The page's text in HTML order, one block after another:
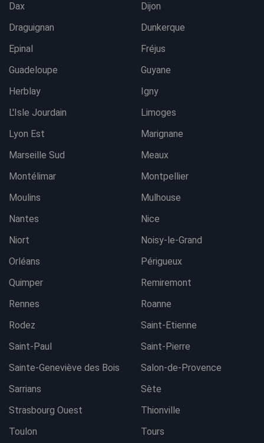
Dax
Dijon
Draguignan
Dunkerque
Epinal
Fréjus
Guadeloupe
Guyane
Herblay
Igny
L'Isle Jourdain
Limoges
Lyon Est
Marignane
Marseille Sud
Meaux
Montélimar
Montpellier
Moulins
Mulhouse
Nantes
Nice
Niort
Noisy-le-Grand
Orléans
Périgueux
Quimper
Remiremont
Rennes
Roanne
Rodez
Saint-Etienne
Saint-Paul
Saint-Pierre
Sainte-Geneviève des Bois
Salon-de-Provence
Sarrians
Sète
Strasbourg Ouest
Thionville
Toulon
Tours